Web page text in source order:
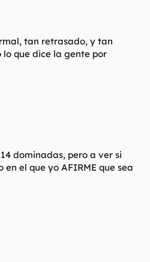
tan retrasado, y tan
lo que dice la gente por
dominadas, pero a ver si
el que yo AFIRME que sea